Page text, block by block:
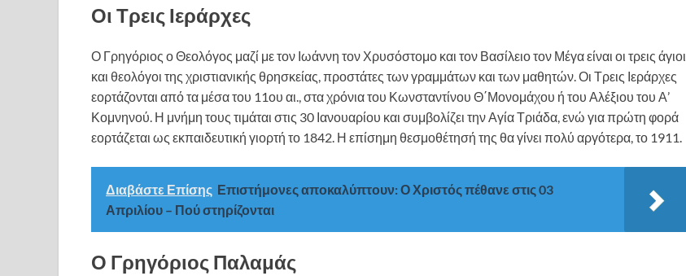
Οι Τρεις Ιεράρχες
Ο Γρηγόριος ο Θεολόγος μαζί με τον Ιωάννη τον Χρυσόστομο και τον Βασίλειο τον Μέγα είναι οι τρεις άγιοι
και θεολόγοι της χριστιανικής θρησκείας, προστάτες των γραμμάτων και των μαθητών. Οι Τρεις Ιεράρχες
εορτάζονται από τα μέσα του 11ου αι., στα χρόνια του Κωνσταντίνου Θ΄Μονομάχου ή του Αλέξιου του Α’
Κομνηνού. Η μνήμη τους τιμάται στις 30 Ιανουαρίου και συμβολίζει την Αγία Τριάδα, ενώ για πρώτη φορά
εορτάζεται ως εκπαιδευτική γιορτή το 1842. Η επίσημη θεσμοθέτησή της θα γίνει πολύ αργότερα, το 1911.
Διαβάστε Επίσης Επιστήμονες αποκαλύπτουν: Ο Χριστός πέθανε στις 03
Απριλίου – Πού στηρίζονται
Ο Γρηγόριος Παλαμάς